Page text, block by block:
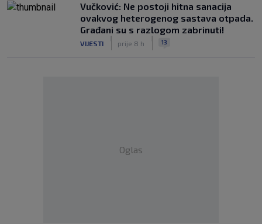
Vučković: Ne postoji hitna sanacija
ovakvog heterogenog sastava otpada.
Građani su s razlogom zabrinuti!
VIJESTI prije 8 h 13
Oglas